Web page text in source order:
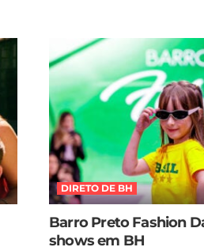
DIRETO DE BH
Barro Preto Fashion
shows em BH